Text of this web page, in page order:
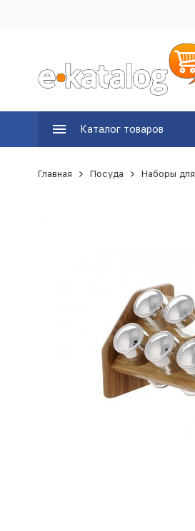
Каталог товаров
Главная Посуда Наборы